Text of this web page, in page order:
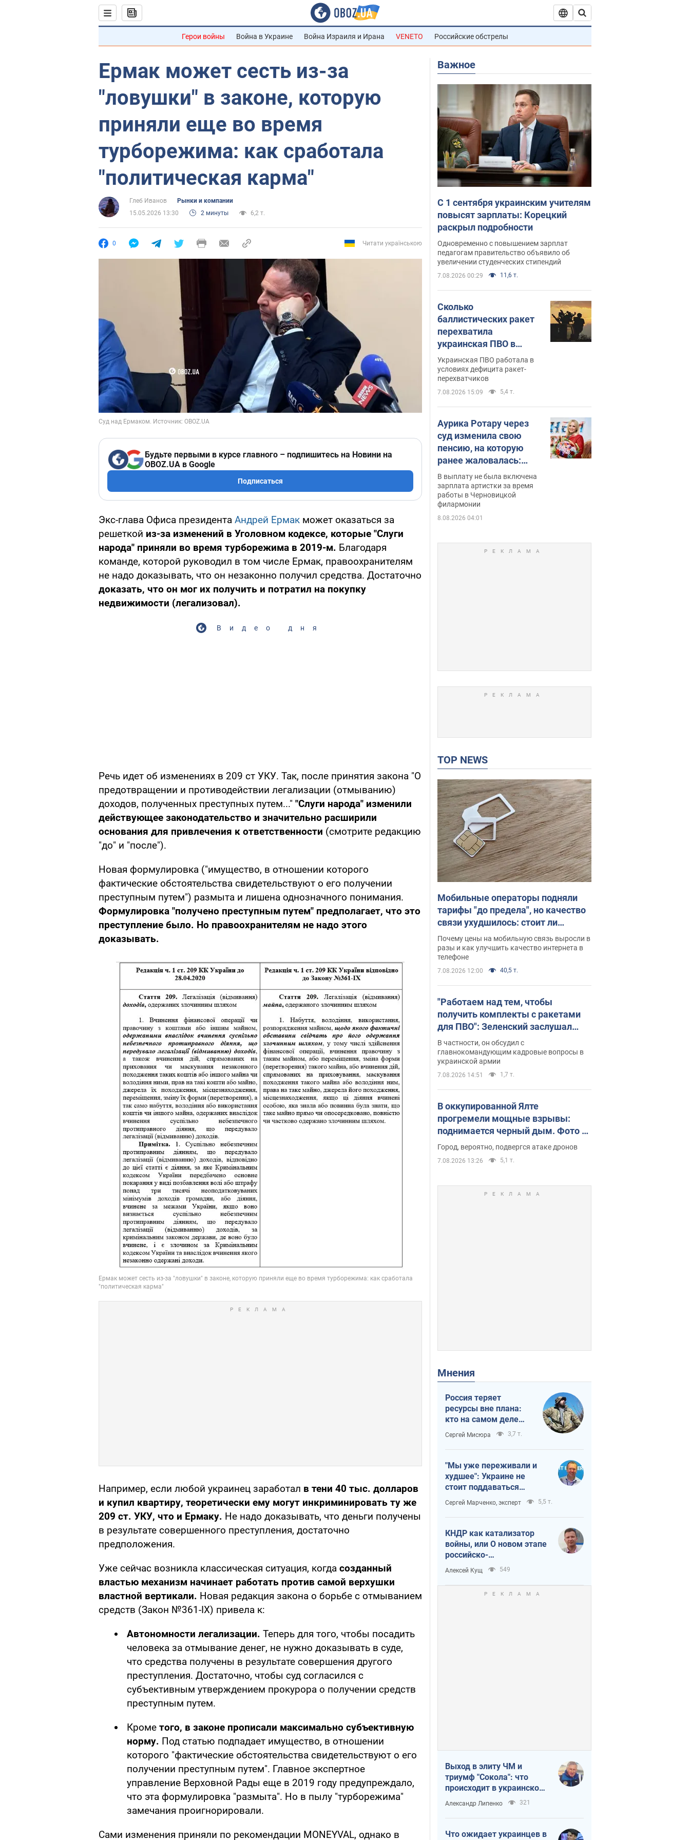
Герои войны Война в Украине Война Израиля и Ирана VENETO Российские обстрелы
Ермак может сесть из-за
"ловушки" в законе, которую
приняли еще во время
турборежима: как сработала
"политическая карма"
Глеб Иванов
Рынки и компании
15.05.2026 13:30
2 минуты 6,2 т.
0 Читати українською
Будьте первыми в курсе главного – подпишитесь на Новини на
OBOZ.UA в Google
Подписаться
Экс-глава Офиса президента Андрей Ермак может оказаться за
решеткой из-за изменений в Уголовном кодексе, которые "Слуги
народа" приняли во время турборежима в 2019-м. Благодаря
команде, которой руководил в том числе Ермак, правоохранителям
не надо доказывать, что он незаконно получил средства. Достаточно
доказать, что он мог их получить и потратил на покупку
недвижимости (легализовал).
Видео дня
Речь идет об изменениях в 209 ст УКУ. Так, после принятия закона "О
предотвращении и противодействии легализации (отмыванию)
доходов, полученных преступных путем..." "Слуги народа" изменили
действующее законодательство и значительно расширили
основания для привлечения к ответственности (смотрите редакцию
"до" и "после").
Новая формулировка ("имущество, в отношении которого
фактические обстоятельства свидетельствуют о его получении
преступным путем") размыта и лишена однозначного понимания.
Формулировка "получено преступным путем" предполагает, что это
преступление было. Но правоохранителям не надо этого
доказывать.
Например, если любой украинец заработал в тени 40 тыс. долларов
и купил квартиру, теоретически ему могут инкриминировать ту же
209 ст. УКУ, что и Ермаку. Не надо доказывать, что деньги получены
в результате совершенного преступления, достаточно
предположения.
Уже сейчас возникла классическая ситуация, когда созданный
властью механизм начинает работать против самой верхушки
властной вертикали. Новая редакция закона о борьбе с отмыванием
средств (Закон №361-IX) привела к:
Автономности легализации. Теперь для того, чтобы посадить
человека за отмывание денег, не нужно доказывать в суде,
что средства получены в результате совершения другого
преступления. Достаточно, чтобы суд согласился с
субъективным утверждением прокурора о получении средств
преступным путем.
Кроме того, в законе прописали максимально субъективную
норму. Под статью подпадает имущество, в отношении
которого "фактические обстоятельства свидетельствуют о его
получении преступным путем". Главное экспертное
управление Верховной Рады еще в 2019 году предупреждало,
что эта формулировка "размыта". Но в пылу "турборежима"
замечания проигнорировали.
Сами изменения приняли по рекомендации MONEYVAL, однако в
Важное
С 1 сентября украинским учителям
повысят зарплаты: Корецкий
раскрыл подробности
Одновременно с повышением зарплат
педагогам правительство объявило об
увеличении студенческих стипендий
7.08.2026 00:29 11,6 т.
Сколько
баллистических ракет
перехватила
украинская ПВО в
июле: в Минобороны
назвали цифру
Украинская ПВО работала в
условиях дефицита ракет-
перехватчиков
7.08.2026 15:09 5,4 т.
Аурика Ротару через
суд изменила свою
пенсию, на которую
ранее жаловалась:
сколько получала
певица
В выплату не была включена
зарплата артистки за время
работы в Черновицкой
филармонии
8.08.2026 04:01
TOP NEWS
Мобильные операторы подняли
тарифы "до предела", но качество
связи ухудшилось: стоит ли
жаловаться на цены
Почему цены на мобильную связь выросли в
разы и как улучшить качество интернета в
телефоне
7.08.2026 12:00 40,5 т.
"Работаем над тем, чтобы
получить комплекты с ракетами
для ПВО": Зеленский заслушал
доклад Драпатого и объявил о
новых мерах
В частности, он обсудил с
главнокомандующим кадровые вопросы в
украинской армии
7.08.2026 14:51 1,7 т.
В оккупированной Ялте
прогремели мощные взрывы:
поднимается черный дым. Фото и
видео
Город, вероятно, подвергся атаке дронов
7.08.2026 13:26 5,1 т.
Мнения
Россия теряет
ресурсы вне плана:
кто на самом деле
диктует темп войны
Сергей Мисюра 3,7 т.
"Мы уже переживали и
худшее": Украине не
стоит поддаваться
отчаянию из-за
ракетного террора
Сергей Марченко, эксперт 5,5 т.
КНДР как катализатор
войны, или О новом этапе
российско-
северокорейского союза
Алексей Кущ 549
Выход в элиту ЧМ и
триумф "Сокола": что
происходит в украинском
хоккее
Александр Липенко 321
Что ожидает украинцев в